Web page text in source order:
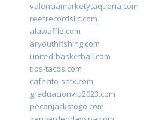
valenciamarketytaqueria.com
reefrecordsllc.com
alawaffle.com
aryouthfishing.com
united-basketball.com
tios-tacos.com
cafecito-satx.com
graduacionviu2023.com
pecanjackstogo.com